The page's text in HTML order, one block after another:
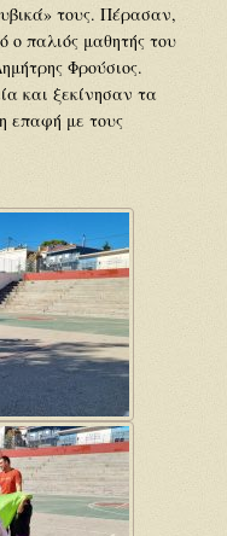
τους. Πέρασαν,
ο παλιός μαθητής του
Φρούσιος.
και ξεκίνησαν τα
επαφή με τους